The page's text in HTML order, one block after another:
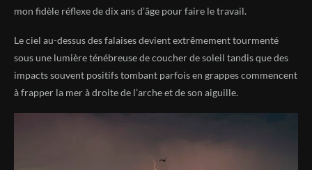
mon fidèle réflexe de dix ans d’âge pour faire le travail.
Le ciel au-dessus des falaises devient extrêmement tourmenté
sous une lumière ténébreuse de coucher de soleil tandis que des
impacts souvent positifs tombant parfois en grappes commencent
à frapper la mer à droite de l’arche et de son aiguille.